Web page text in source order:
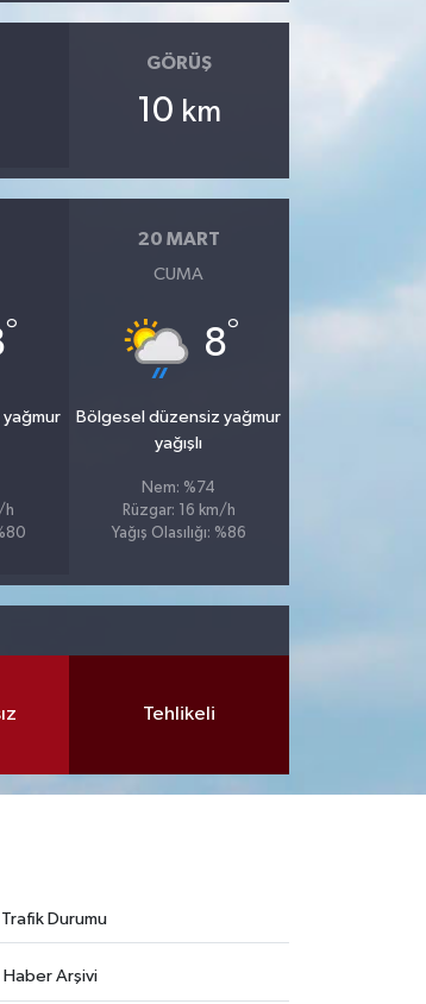
GÖRÜŞ
10 km
°
h
20 MART
CUMA
8°
Bölgesel düzensiz yağmur
yağışlı
Nem: %74
Rüzgar: 16 km/h
Yağış Olasılığı: %86
Tehlikeli
Trafik Durumu
Haber Arşivi